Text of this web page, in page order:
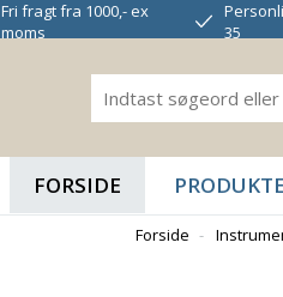
Fri fragt fra 1000,- ex
moms
35
FORSIDE
Forside -